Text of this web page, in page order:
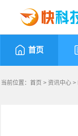
首页
当前位置： 首页 > 资讯中心 >